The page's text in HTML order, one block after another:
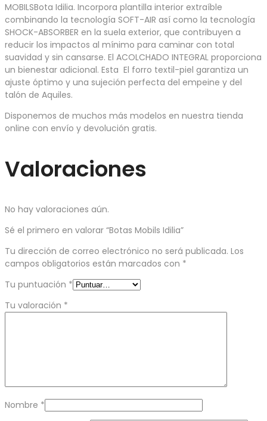
MOBILSBota Idilia. Incorpora plantilla interior extraíble
combinando la tecnología SOFT-AIR así como la tecnología
SHOCK-ABSORBER en la suela exterior, que contribuyen a
reducir los impactos al mínimo para caminar con total
suavidad y sin cansarse. El ACOLCHADO INTEGRAL proporciona
un bienestar adicional. Esta El forro textil-piel garantiza un
ajuste óptimo y una sujeción perfecta del empeine y del
talón de Aquiles.
Disponemos de muchos más modelos en nuestra tienda
online con envío y devolución gratis.
Valoraciones
No hay valoraciones aún.
Sé el primero en valorar “Botas Mobils Idilia”
Tu dirección de correo electrónico no será publicada. Los
campos obligatorios están marcados con *
Tu puntuación *
Tu valoración *
Nombre *